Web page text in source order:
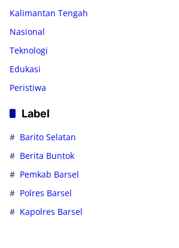
Kalimantan Tengah
Nasional
Teknologi
Edukasi
Peristiwa
Label
Barito Selatan
Berita Buntok
Pemkab Barsel
Polres Barsel
Kapolres Barsel